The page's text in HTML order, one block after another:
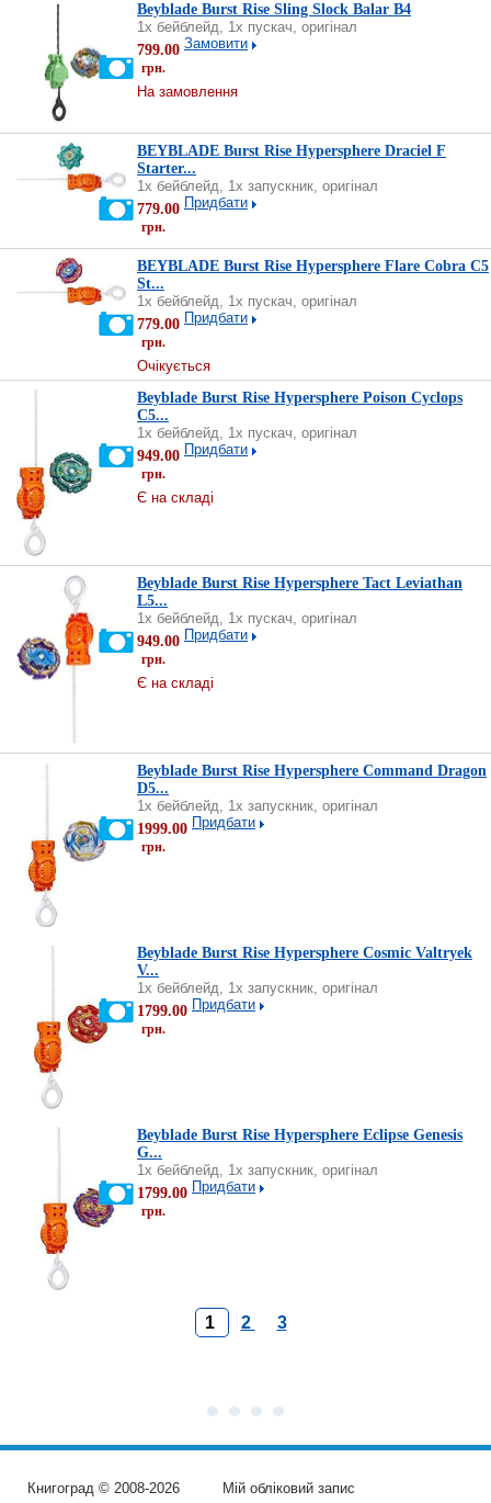
Beyblade Burst Rise Sling Slock Balar B4
1х бейблейд, 1х пускач, оригінал
799.00
грн.
Замовити
На замовлення
BEYBLADE Burst Rise Hypersphere Draciel F
Starter...
1х бейблейд, 1х запускник, оригінал
779.00
грн.
Придбати
BEYBLADE Burst Rise Hypersphere Flare Cobra C5
St...
1х бейблейд, 1х пускач, оригінал
779.00
грн.
Придбати
Очікується
Beyblade Burst Rise Hypersphere Poison Cyclops
C5...
1х бейблейд, 1х пускач, оригінал
949.00
грн.
Придбати
Є на складі
Beyblade Burst Rise Hypersphere Tact Leviathan
L5...
1х бейблейд, 1х пускач, оригінал
949.00
грн.
Придбати
Є на складі
Beyblade Burst Rise Hypersphere Command Dragon
D5...
1х бейблейд, 1x запускник, оригінал
1999.00
грн.
Придбати
Beyblade Burst Rise Hypersphere Cosmic Valtryek
V...
1х бейблейд, 1x запускник, оригінал
1799.00
грн.
Придбати
Beyblade Burst Rise Hypersphere Eclipse Genesis
G...
1х бейблейд, 1x запускник, оригінал
1799.00
грн.
Придбати
1 2 3
Книгоград © 2008-2026 Мій обліковий запис